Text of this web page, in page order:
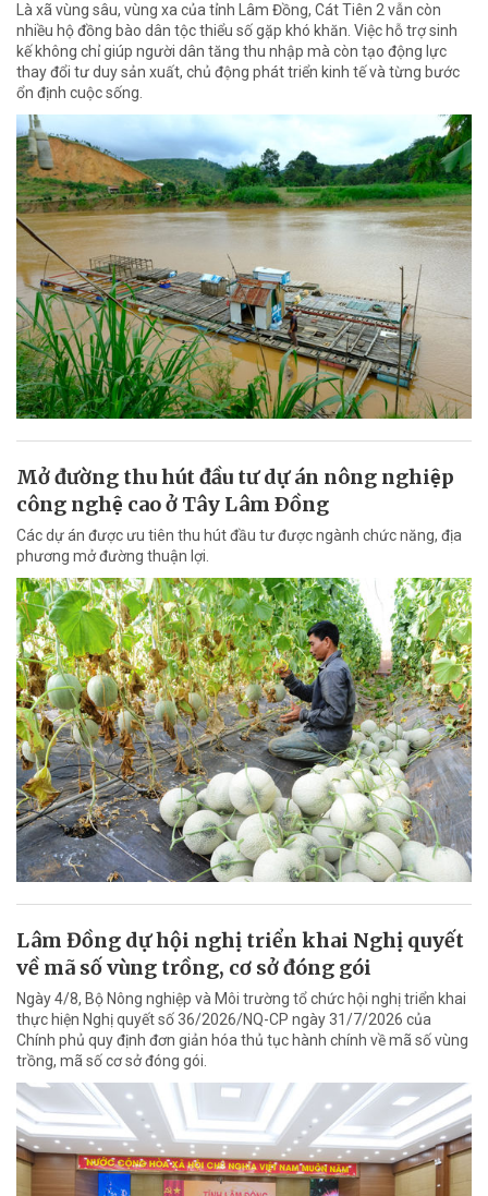
Là xã vùng sâu, vùng xa của tỉnh Lâm Đồng, Cát Tiên 2 vẫn còn
nhiều hộ đồng bào dân tộc thiểu số gặp khó khăn. Việc hỗ trợ sinh
kế không chỉ giúp người dân tăng thu nhập mà còn tạo động lực
thay đổi tư duy sản xuất, chủ động phát triển kinh tế và từng bước
ổn định cuộc sống.
Mở đường thu hút đầu tư dự án nông nghiệp
công nghệ cao ở Tây Lâm Ðồng
Các dự án được ưu tiên thu hút đầu tư được ngành chức năng, địa
phương mở đường thuận lợi.
Lâm Đồng dự hội nghị triển khai Nghị quyết
về mã số vùng trồng, cơ sở đóng gói
Ngày 4/8, Bộ Nông nghiệp và Môi trường tổ chức hội nghị triển khai
thực hiện Nghị quyết số 36/2026/NQ-CP ngày 31/7/2026 của
Chính phủ quy định đơn giản hóa thủ tục hành chính về mã số vùng
trồng, mã số cơ sở đóng gói.